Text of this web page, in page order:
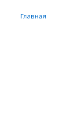
Главная